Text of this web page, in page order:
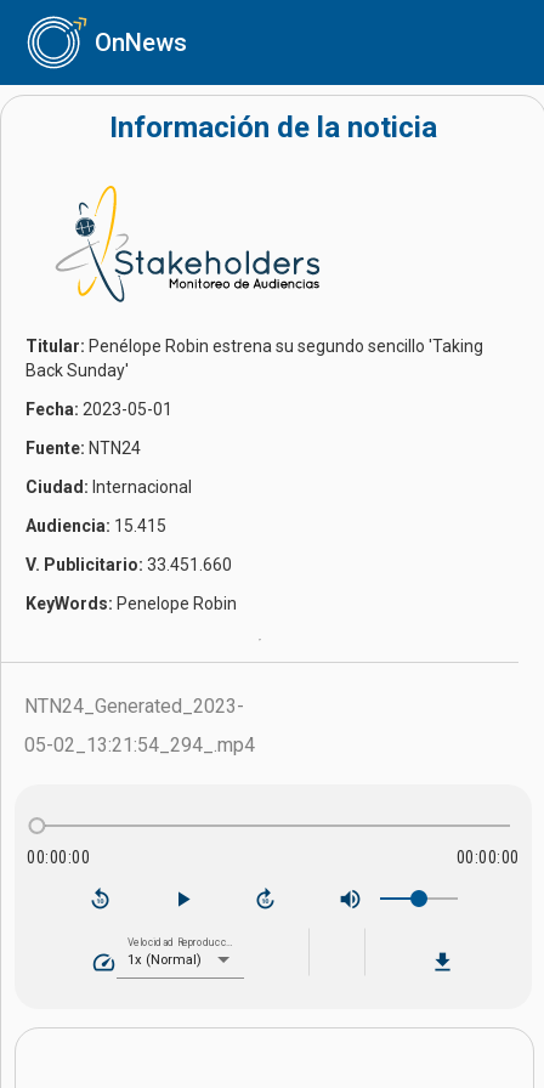
OnNews
Información de la noticia
Titular: Penélope Robin estrena su segundo sencillo 'Taking
Back Sunday'
Fecha: 2023-05-01
Fuente: NTN24
Ciudad: Internacional
Audiencia: 15.415
V. Publicitario: 33.451.660
KeyWords: Penelope Robin
NTN24_Generated_2023-
05-02_13:21:54_294_.mp4
00:00:00 00:00:00
replay_10 play_arrow forward_10 volume_up
speed 1x (Normal)
Velocidad Reproducción
file_download